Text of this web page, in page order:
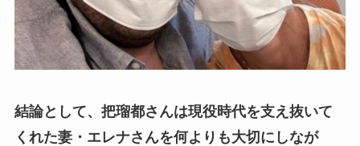
結論として、把瑠都さんは現役時代を支え抜いて
くれた妻・エレナさんを何よりも大切にしなが